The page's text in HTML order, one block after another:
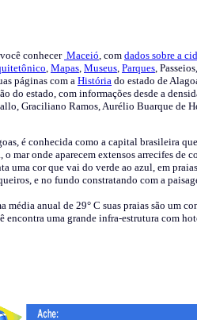
conhecer Maceió, com dados sobre a
, Mapas, Museus, Parques, Passeios,
páginas com a História do estado de
do estado, com informações desde a
Graciliano Ramos, Aurélio Buarque de
é conhecida como a capital brasileira
mar onde aparecem extensos arrecifes de
uma cor que vai do verde ao azul, em
e no fundo constratando com a
média anual de 29° C suas praias são um
uma grande infra-estrutura com